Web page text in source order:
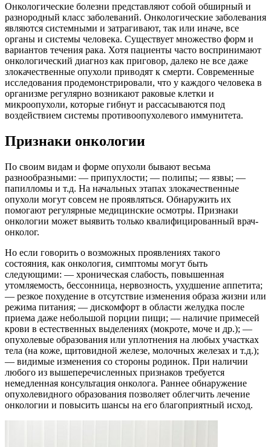
Онкологические болезни представляют собой обширный и
разнородный класс заболеваний. Онкологические заболевания
являются системными и затрагивают, так или иначе, все
органы и системы человека. Существует множество форм и
вариантов течения рака. Хотя пациенты часто воспринимают
онкологический диагноз как приговор, далеко не все даже
злокачественные опухоли приводят к смерти. Современные
исследования продемонстрировали, что у каждого человека в
организме регулярно возникают раковые клетки и
микроопухоли, которые гибнут и рассасываются под
воздействием системы противоопухолевого иммунитета.
Признаки онкологии
По своим видам и форме опухоли бывают весьма
разнообразными: — припухлости; — полипы; — язвы; —
папилломы и т.д. На начальных этапах злокачественные
опухоли могут совсем не проявляться. Обнаружить их
помогают регулярные медицинские осмотры. Признаки
онкологии может выявить только квалифицированный врач-
онколог.
Но если говорить о возможных проявлениях такого
состояния, как онкология, симптомы могут быть
следующими: — хроническая слабость, повышенная
утомляемость, бессонница, нервозность, ухудшение аппетита;
— резкое похудение в отсутствие изменения образа жизни или
режима питания; — дискомфорт в области желудка после
приема даже небольшой порции пищи; — наличие примесей
крови в естественных выделениях (мокроте, моче и др.); —
опухолевые образования или уплотнения на любых участках
тела (на коже, щитовидной железе, молочных железах и т.д.);
— видимые изменения со стороны родинок. При наличии
любого из вышеперечисленных признаков требуется
немедленная консультация онколога. Раннее обнаружение
опухолевидного образования позволяет облегчить лечение
онкологии и повысить шансы на его благоприятный исход.